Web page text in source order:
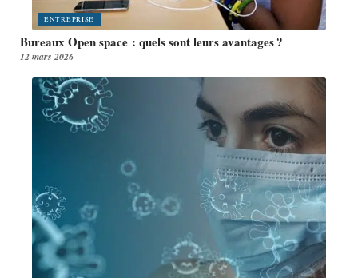
ENTREPRISE
Bureaux Open space : quels sont leurs avantages ?
12 mars 2026